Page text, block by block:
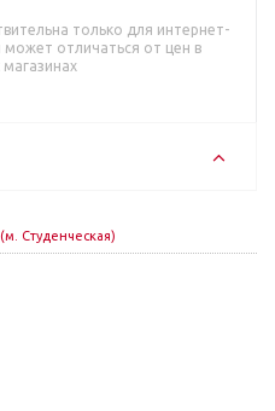
только для интернет-
может отличаться от цен в
Студенческая)